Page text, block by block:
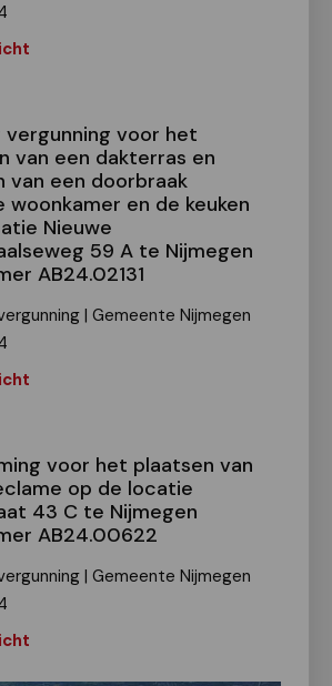
vergunning voor het
van een dakterras en
van een doorbraak
woonkamer en de keuken
Nieuwe
59 A te Nijmegen
AB24.02131
| Gemeente Nijmegen
voor het plaatsen van
op de locatie
43 C te Nijmegen
AB24.00622
| Gemeente Nijmegen